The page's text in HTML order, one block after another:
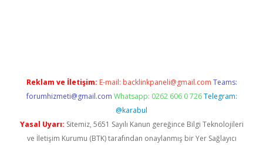
Reklam ve İletişim: E-mail: backlinkpaneli@gmail.com Teams:
forumhizmeti@gmail.com Whatsapp: 0262 606 0 726 Telegram:
@karabul
Yasal Uyarı: Sitemiz, 5651 Sayılı Kanun gereğince Bilgi Teknolojileri
ve İletişim Kurumu (BTK) tarafından onaylanmış bir Yer Sağlayıcı